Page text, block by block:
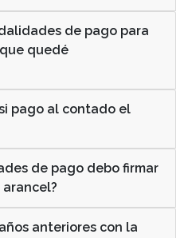
de pago para
quedé
pago al contado el
de pago debo firmar
anteriores con la